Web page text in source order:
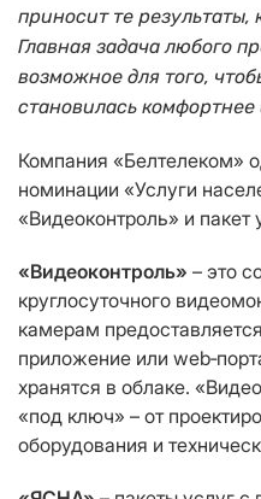
приносит те
Главная задача любого
возможное для того,
становилась
Компания «Белтелеком»
номинации «Услуги
«Видеоконтроль» и
«Видеоконтроль» – это
круглосуточного
камерам
приложение или
хранятся в облаке.
«под ключ» – от
оборудования и